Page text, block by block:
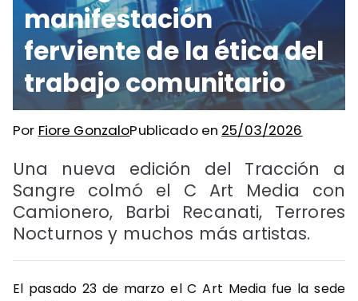
manifestación
ferviente de la ética del
trabajo comunitario
Por Fiore GonzaloPublicado en 25/03/2026
Una nueva edición del Tracción a
Sangre colmó el C Art Media con
Camionero, Barbi Recanati, Terrores
Nocturnos y muchos más artistas.
El pasado 23 de marzo el C Art Media fue la sede